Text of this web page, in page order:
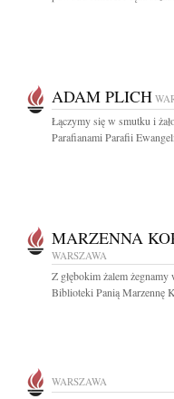
ADAM PLICH
Łączymy się w smutku i
Parafianami Parafii
MARZENNA
WARSZAWA
Z głębokim żalem
Biblioteki Panią Marzennę
WARSZAWA